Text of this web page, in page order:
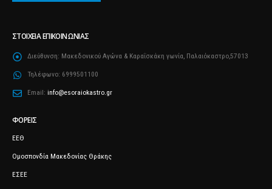
ΣΤΟΙΧΕΊΑ ΕΠΙΚΟΙΝΩΝΊΑΣ
Διεύθυνση: Μακεδονικού Αγώνα & Καραΐσκάκη γωνία, Παλαιόκαστρο,57013
Τηλέφωνο: 6999501100
Email: info@esoraiokastro.gr
ΦΟΡΕΊΣ
ΕΕΘ
Ομοσπονδία Μακεδονίας Θράκης
ΕΣΕΕ